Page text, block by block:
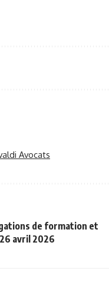
Avocats
de formation et
avril 2026